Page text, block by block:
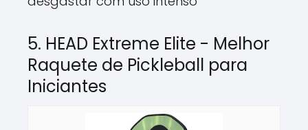
5. HEAD Extreme Elite - Melhor
Raquete de Pickleball para
Iniciantes